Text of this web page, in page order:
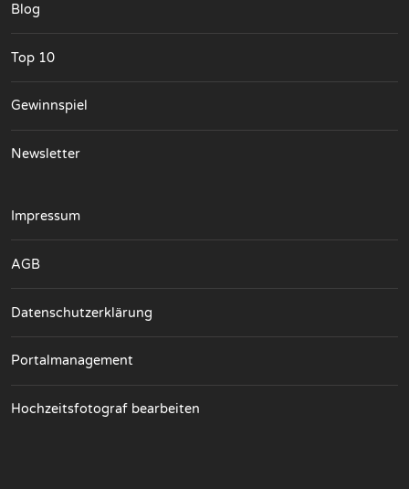
Blog
Top 10
Gewinnspiel
Newsletter
Impressum
AGB
Datenschutzerklärung
Portalmanagement
Hochzeitsfotograf bearbeiten